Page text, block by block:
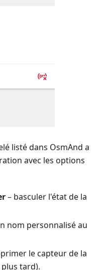
listé dans OsmAnd a
avec les options
– basculer l'état de la
nom personnalisé au
le capteur de la
tard).